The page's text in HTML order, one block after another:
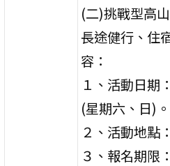
(二)挑戰型高
長途健行、住
容：
１、活動日期
(星期六、日)。
２、活動地點
３、報名期限